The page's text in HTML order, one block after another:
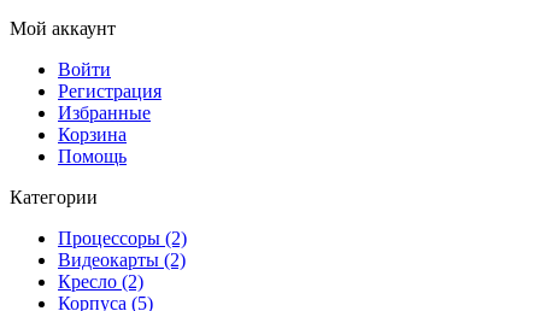
Мой аккаунт
Войти
Регистрация
Избранные
Корзина
Помощь
Категории
Процессоры (2)
Видеокарты (2)
Кресло (2)
Корпуса (5)